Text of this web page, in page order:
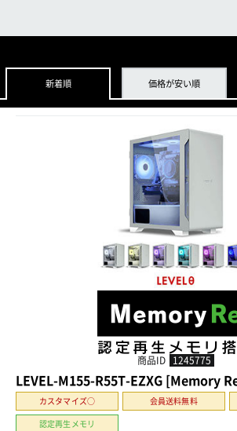
新着順 価格が安い順
商品ID 1245775
LEVEL-M155-R55T-EZXG [Memory
カスタマイズ○ 会員送料無料
認定再生メモリ